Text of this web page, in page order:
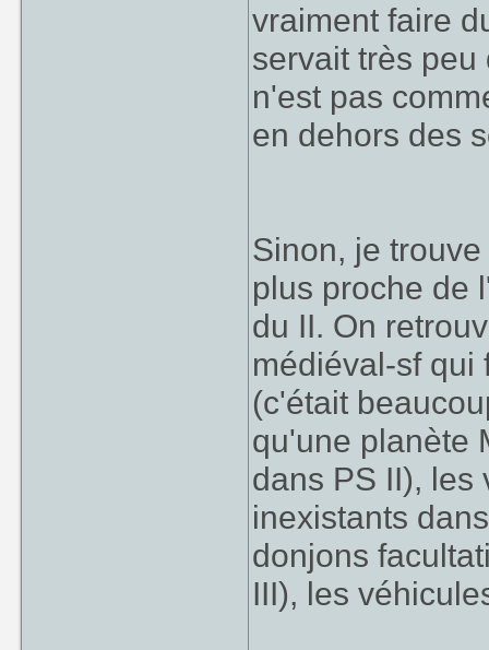
vraiment faire
servait très
n'est pas
en dehors des
Sinon, je
plus proche de
du II. On
médiéval-sf qui
(c'était
qu'une planète
dans PS II), les
inexistants
donjons
III), les